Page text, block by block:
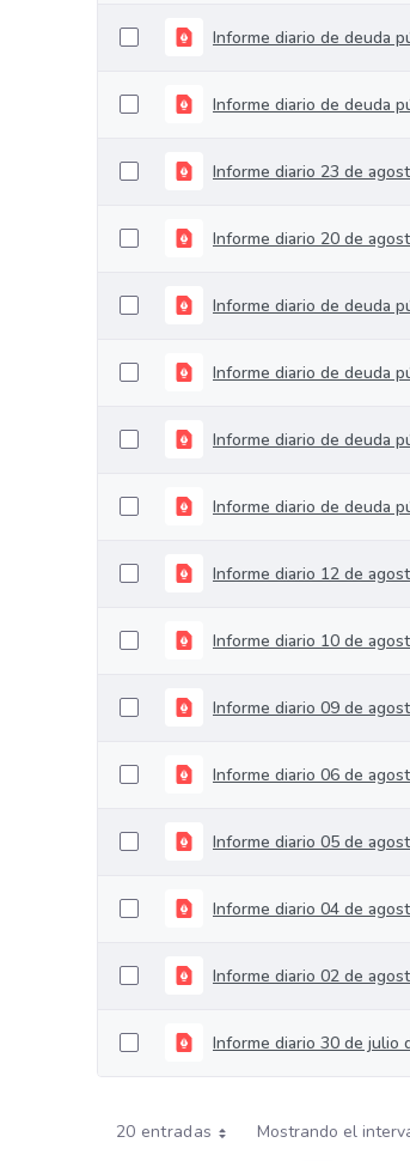
Informe diario de deuda
Informe diario de deuda
Informe diario 23 de
Informe diario 20 de
Informe diario de deuda
Informe diario de deuda
Informe diario de deuda
Informe diario de deuda
Informe diario 12 de
Informe diario 10 de
Informe diario 09 de
Informe diario 06 de
Informe diario 05 de
Informe diario 04 de
Informe diario 02 de
Informe diario 30 de julio
20 entradas Mostrando el